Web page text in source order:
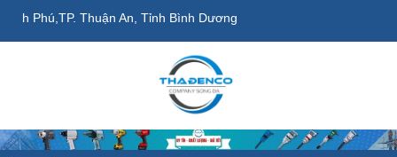
Phú,TP. Thuận An, Tỉnh Bình Dương